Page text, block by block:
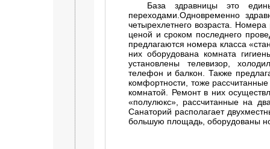
База здравницы это
переходами.Одновременно
четырехлетнего возраста.
ценой и сроком последнего
предлагаются номера класса
них оборудована комната
установлены телевизор,
телефон и балкон. Также
комфортности, тоже
комнатой. Ремонт в них
«полулюкс», рассчитанные на
Санаторий располагает
большую площадь, оборудованы